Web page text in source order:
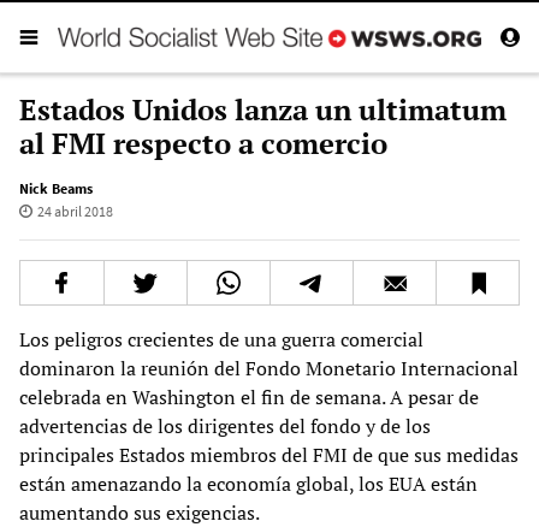
Estados Unidos lanza un ultimatum
al FMI respecto a comercio
Nick Beams
24 abril 2018
Los peligros crecientes de una guerra comercial
dominaron la reunión del Fondo Monetario Internacional
celebrada en Washington el fin de semana. A pesar de
advertencias de los dirigentes del fondo y de los
principales Estados miembros del FMI de que sus medidas
están amenazando la economía global, los EUA están
aumentando sus exigencias.